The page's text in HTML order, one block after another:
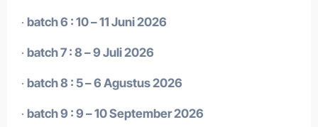
· batch 6 : 10 – 11 Juni 2026
· batch 7 : 8 – 9 Juli 2026
· batch 8 : 5 – 6 Agustus 2026
· batch 9 : 9 – 10 September 2026